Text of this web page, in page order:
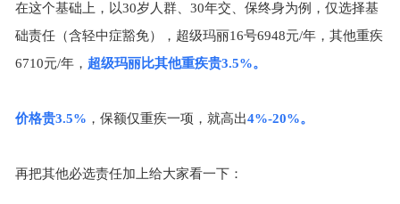
在这个基础上，以30岁人群、 30年交、保终身为例，仅选择基
础责任（含轻中症豁免），超级玛丽16号6948元/年，其他重疾
6710元/年， 超级玛丽比其他重疾贵3.5%。
价格贵3.5% ，保额仅重疾一项，就高出4%-20%。
再把其他必选责任加上给大家看一下：